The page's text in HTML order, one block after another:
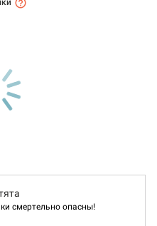
смертельно опасны!